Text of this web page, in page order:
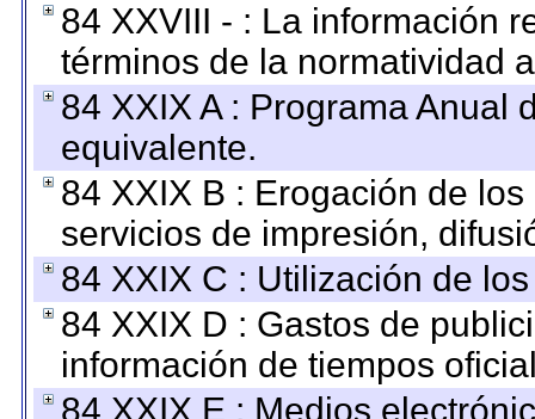
84 XXVIII - : La información
términos de la normatividad
84 XXIX A : Programa Anual
equivalente.
84 XXIX B : Erogación de
servicios de impresión,
84 XXIX C : Utilización de
84 XXIX D : Gastos de
información de tiempos
84 XXIX E : Medios